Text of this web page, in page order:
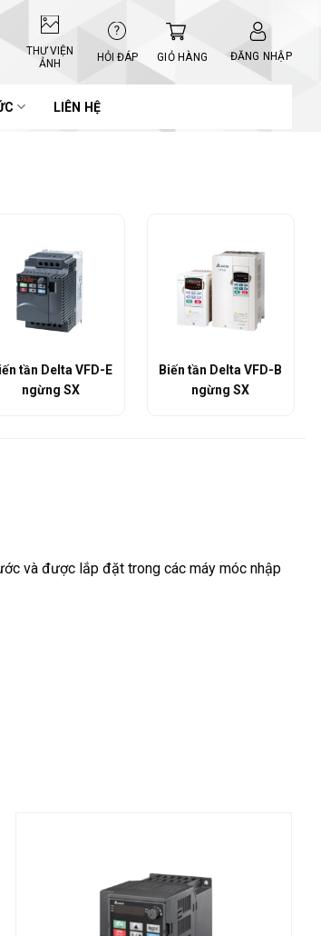
THƯ VIỆN
ẢNH
HỎI ĐÁP GIỎ HÀNG ĐĂNG NHẬP
LIÊN HỆ
Biến tần Delta VFD-
EL cơ bản
tần Delta VFD-B
ngừng SX
và được lắp đặt trong các máy móc nhập